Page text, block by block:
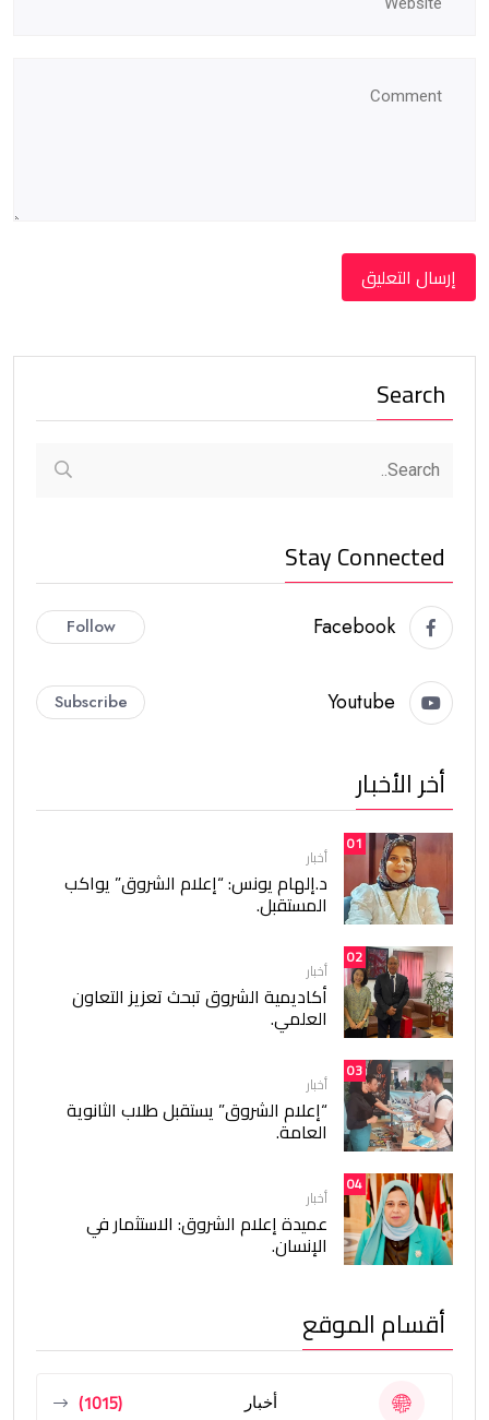
Search
Stay Connected
Facebook
Follow
Youtube
Subscribe
أخر الأخبار
01
أخبار
د.إلهام يونس: “إعلام الشروق” يواكب
المستقبل.
02
أخبار
أكاديمية الشروق تبحث تعزيز التعاون
العلمي.
03
أخبار
“إعلام الشروق” يستقبل طلاب الثانوية
العامة.
04
أخبار
عميدة إعلام الشروق: الاستثمار في
الإنسان.
أقسام الموقع
أخبار (1015)